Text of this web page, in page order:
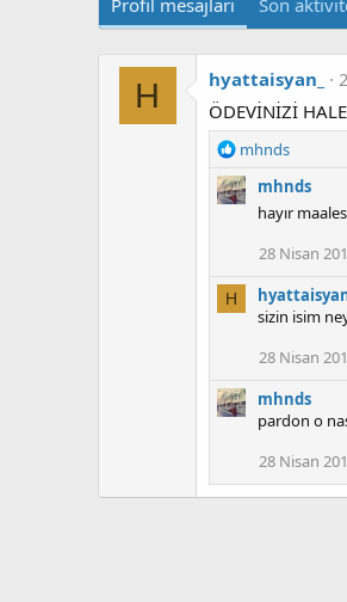
Profil mesajları Son
H hyattaisyan_
ÖDEVİNİZİ
T
p
mhnds
mhnds
hayır
28 Nisan
H
sizin isim
28 Nisan
mhnds
pardon o
28 Nisan